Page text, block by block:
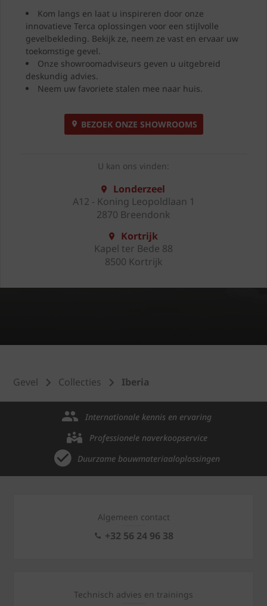
Kom langs en laat u inspireren door onze
innovatieve Terca oplossingen voor een stijlvolle
gevelbekleding. Bekijk ze, neem ze vast en ervaar uw
toekomstige gevel.
Onze showroomadviseurs geven u uitgebreid
deskundig advies.
Neem uw favoriete stalen mee naar huis.
BEZOEK ONZE SHOWROOMS
U kan ons vinden:
Londerzeel
A12 - Koning Leopoldlaan 1
2870 Breendonk
Kortrijk
Kapel ter Bede 88
8500 Kortrijk
Gevel Collecties Iberia
Internationale kennis en ervaring
Professionele naverkoopservice
Duurzame bouwmateriaaloplossingen
Algemeen contact
+32 56 24 96 38
Technisch advies en trainings